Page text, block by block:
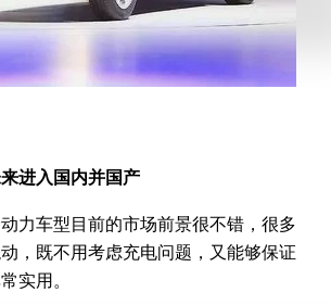
进入国内并国产
力车型目前的市场前景很不错，很多
，既不用考虑充电问题，又能够保证
实用。